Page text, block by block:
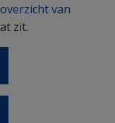
van
zit.